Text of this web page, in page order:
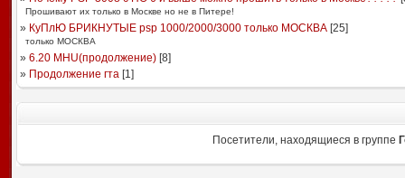
Прошивают их только в Москве но не в Питере!
» КуПлЮ БРИКНУТЫЕ psp 1000/2000/3000 только МОСКВА[25]
только МОСКВА
» 6.20 MHU(продолжение)[8]
» Продолжение гта[1]
Посетители, находящиеся в группе